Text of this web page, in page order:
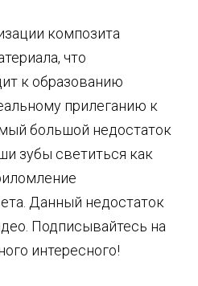
композита
что
к образованию
прилеганию к
большой недостаток
зубы светиться как
Данный недостаток
Подписывайтесь на
интересного!